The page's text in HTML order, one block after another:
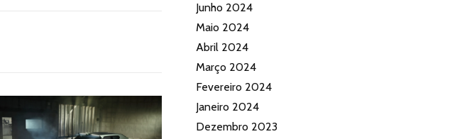
Junho 2024
Maio 2024
Abril 2024
Março 2024
Fevereiro 2024
Janeiro 2024
Dezembro 2023